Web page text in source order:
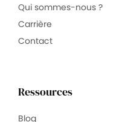
Qui sommes-nous ?
Carrière
Contact
Ressources
Blog